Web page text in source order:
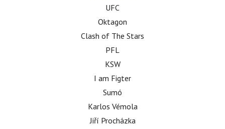
UFC
Oktagon
Clash of The Stars
PFL
KSW
I am Figter
Sumó
Karlos Vémola
Jiří Procházka